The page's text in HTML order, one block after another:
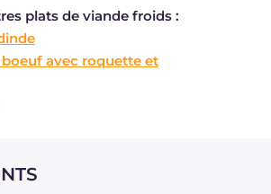
plats de viande froids:
avec roquette et